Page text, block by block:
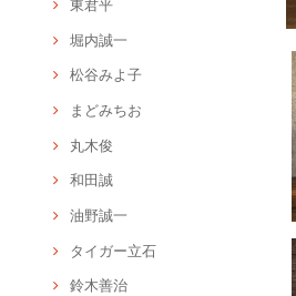
東君平
堀内誠一
松谷みよ子
まどみちお
丸木俊
和田誠
油野誠一
タイガー立石
鈴木善治